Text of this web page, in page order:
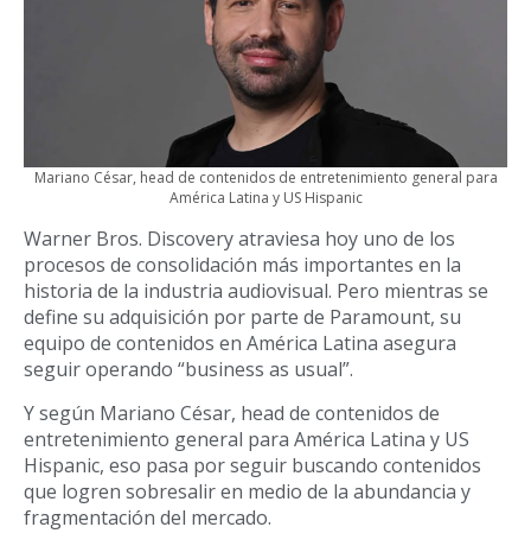
Mariano César, head de contenidos de entretenimiento general para
América Latina y US Hispanic
Warner Bros. Discovery atraviesa hoy uno de los
procesos de consolidación más importantes en la
historia de la industria audiovisual. Pero mientras se
define su adquisición por parte de Paramount, su
equipo de contenidos en América Latina asegura
seguir operando “business as usual”.
Y según Mariano César, head de contenidos de
entretenimiento general para América Latina y US
Hispanic, eso pasa por seguir buscando contenidos
que logren sobresalir en medio de la abundancia y
fragmentación del mercado.